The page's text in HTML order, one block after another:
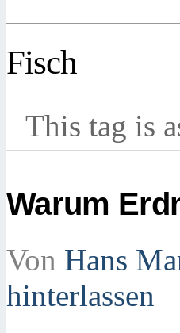
Fisch
This tag is
Warum
Von Hans
hinterlassen